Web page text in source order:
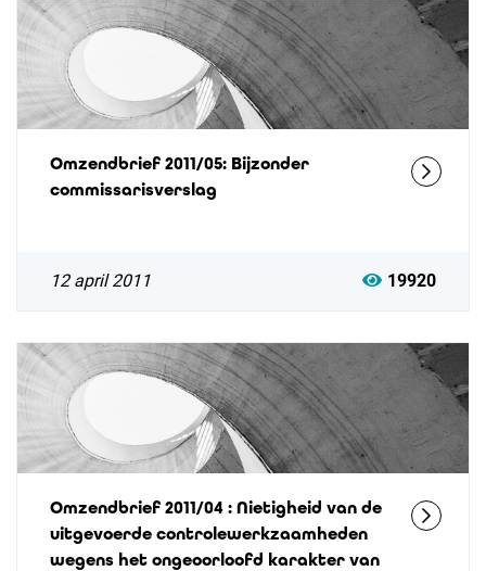
Omzendbrief 2011/05: Bijzonder
commissarisverslag
12 april 2011 19920
Omzendbrief 2011/04 : Nietigheid van de
uitgevoerde controlewerkzaamheden
wegens het ongeoorloofd karakter van